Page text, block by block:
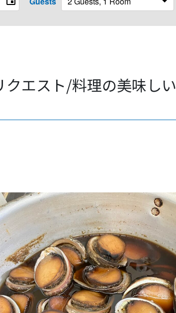
エスト/料理の美味しい